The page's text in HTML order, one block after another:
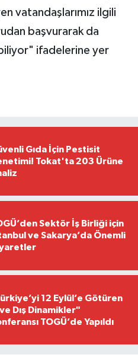
vatandaşlarımız ilgili
başvurarak da
ifadelerine yer
Gıda İçin Pestisit
Tokat'ta 203 Ürüne
Sektör İş Birliği için
ve Sakarya’da Önemli
12 Eylül’e Götüren
ve Dış Dinamikler"
TOGÜ’de Yapıldı